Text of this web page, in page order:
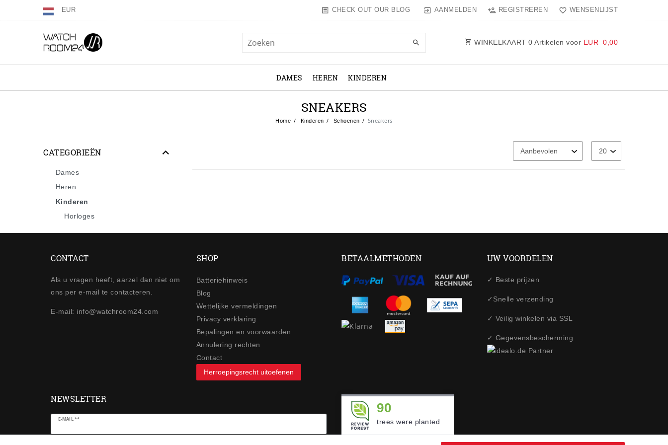
EUR CHECK OUT OUR BLOG AANMELDEN REGISTREREN WENSENLIJST
WINKELKAART 0 Artikelen voor EUR 0,00
DAMES HEREN KINDEREN
SNEAKERS
Home Kinderen Schoenen Sneakers
CATEGORIEËN
Dames
Heren
Kinderen
Horloges
CONTACT
Als u vragen heeft, aarzel dan niet om
ons per e-mail te contacteren.
E-mail: info@watchroom24.com
SHOP
Batteriehinweis
Blog
Wettelijke vermeldingen
Privacy verklaring
Bepalingen en voorwaarden
Annulering rechten
Contact
Herroepingsrecht uitoefenen
BETAALMETHODEN UW VOORDELEN
✓ Beste prijzen
✓Snelle verzending
✓ Veilig winkelen via SSL
✓ Gegevensbescherming
NEWSLETTER
E-MAIL **
Ceres::Template.newsletterHoneypotLabel
90
trees were planted